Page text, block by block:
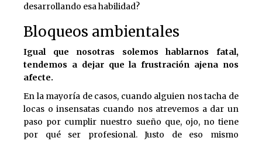
desarrollando esa habilidad?
Bloqueos ambientales
Igual que nosotras solemos hablarnos fatal,
tendemos a dejar que la frustración ajena nos
afecte.
En la mayoría de casos, cuando alguien nos tacha de
locas o insensatas cuando nos atrevemos a dar un
paso por cumplir nuestro sueño que, ojo, no tiene
por qué ser profesional. Justo de eso mismo